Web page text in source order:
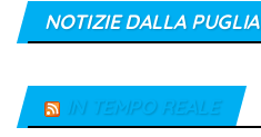
NOTIZIE DALLA PUGLIA
IN TEMPO REALE